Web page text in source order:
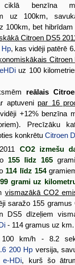
ciklā benzīna
uz 100km,
100km, bet
Citroen DS5
, kas vidēji patērē
Citroen
uz 100
reālais
aptuveni par 16
+12% benzīna
Precīzāku
konkrētuCitroen
CO2 izmešu
155 līdz 165
114 līdz 154
99 grami uz
vismazākā CO2
saražo 155 gramus
DS5 dīzeļiem
- 114 gramus uz km.
km/h - 8.2
200 Hp versija,
HDi, kurš šo